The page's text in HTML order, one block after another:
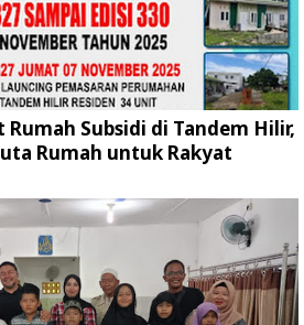
Rumah Subsidi di Tandem Hilir,
Rumah untuk Rakyat